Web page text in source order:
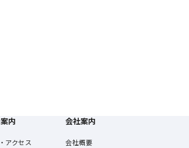
内
アクセス
会社案内
会社概要